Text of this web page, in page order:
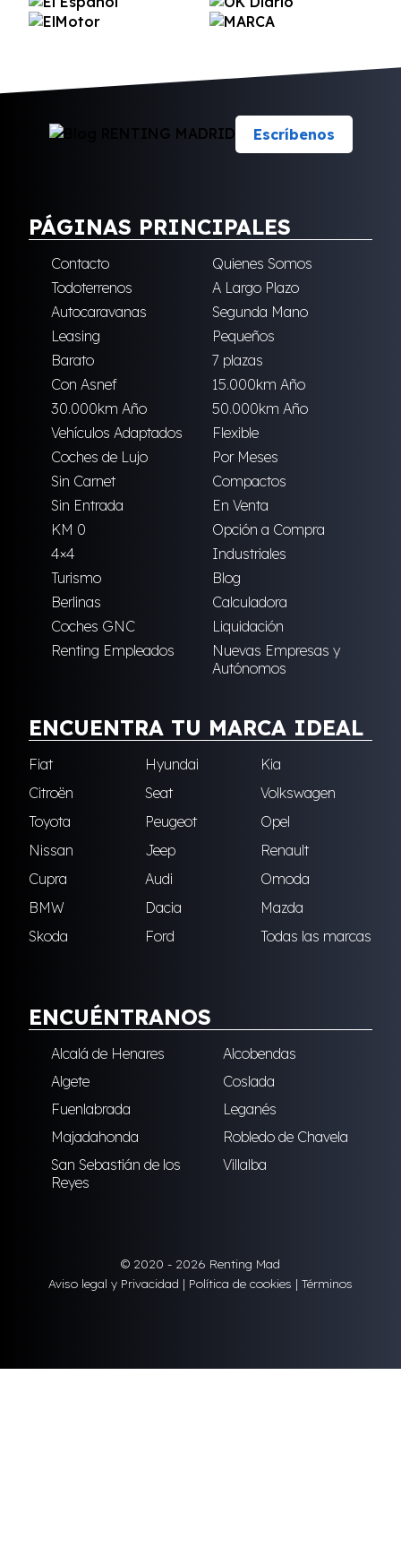
Escríbenos
PÁGINAS PRINCIPALES
Contacto
Quienes Somos
Todoterrenos
A Largo Plazo
Autocaravanas
Segunda Mano
Leasing
Pequeños
Barato
7 plazas
Con Asnef
15.000km Año
30.000km Año
50.000km Año
Vehículos Adaptados
Flexible
Coches de Lujo
Por Meses
Sin Carnet
Compactos
Sin Entrada
En Venta
KM 0
Opción a Compra
4×4
Industriales
Turismo
Blog
Berlinas
Calculadora
Coches GNC
Liquidación
Renting Empleados
Nuevas Empresas y
Autónomos
ENCUENTRA TU MARCA IDEAL
Fiat Hyundai
Kia
Citroën
Seat
Volkswagen
Toyota
Peugeot
Opel
Nissan
Jeep
Renault
Cupra
Audi
Omoda
BMW
Dacia
Mazda
Skoda
Ford Todas las marcas
ENCUÉNTRANOS
Alcalá de Henares
Alcobendas
Algete
Coslada
Fuenlabrada
Leganés
Majadahonda
Robledo de Chavela
San Sebastián de los
Reyes
Villalba
© 2020 - 2026 Renting Mad
Aviso legal y Privacidad | Política de cookies | Términos